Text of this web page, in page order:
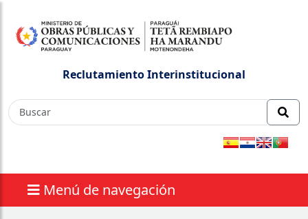
Reclutamiento Interinstitucional
Menú de navegación